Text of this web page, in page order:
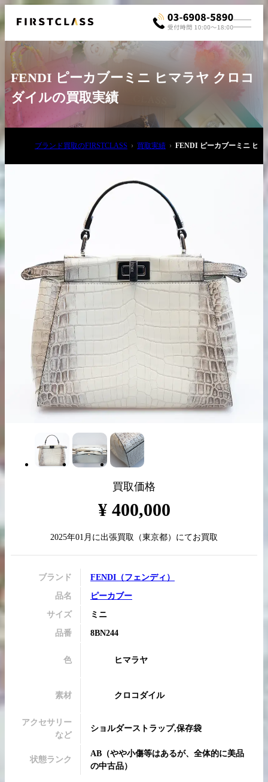
03-6908-5890
出張買取の
お申込み
宅配買取の
お申込み
LINE査定
買取実績はこちらから
FENDI ピーカブーミニ ヒマラヤ クロコ
ダイルの買取実績
ブランド買取のFIRSTCLASS 買取実績 FENDI ピーカブーミニ ヒ
買取価格
¥ 400,000
2025年01月 に出張買取 （東京都）にてお買取
ブランド FENDI （フェンディ ）
品名 ピーカブー
サイズ ミニ
品番 8BN244
色 ヒマラヤ
素材 クロコダイル
アクセサリー
など
ショルダーストラップ,保存袋
状態ランク
AB （やや小傷等はあるが、全体的に美品
の中古品）